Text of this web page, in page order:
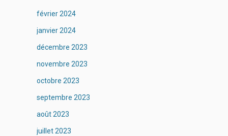
février 2024
janvier 2024
décembre 2023
novembre 2023
octobre 2023
septembre 2023
août 2023
juillet 2023